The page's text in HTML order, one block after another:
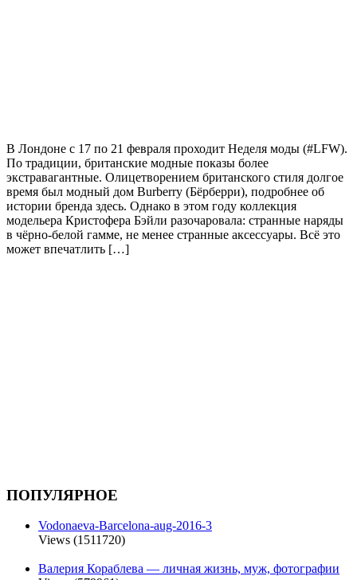
В Лондоне с 17 по 21 февраля проходит Неделя моды (#LFW).
По традиции, британские модные показы более
экстравагантные. Олицетворением британского стиля долгое
время был модный дом Burberry (Бёрберри), подробнее об
истории бренда здесь. Однако в этом году коллекция
модельера Кристофера Бэйли разочаровала: странные наряды
в чёрно-белой гамме, не менее странные аксессуары. Всё это
может впечатлить […]
ПОПУЛЯРНОЕ
Vodonaeva-Barcelona-aug-2016-3
Views (1511720)
Валерия Кораблева — личная жизнь, муж, фотографии